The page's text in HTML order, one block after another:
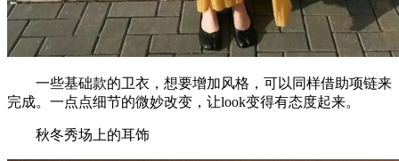
一些基础款的卫衣，想要增加风格，可以同样借助项链来
完成。一点点细节的微妙改变，让look变得有态度起来。
秋冬秀场上的耳饰